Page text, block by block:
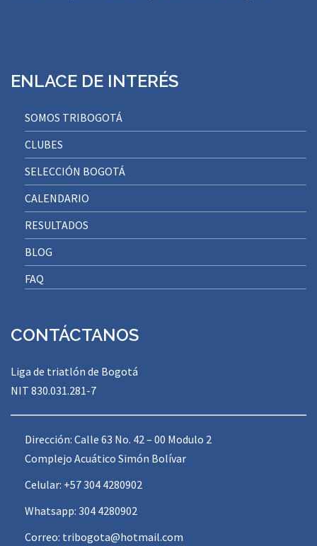
ENLACE DE INTERÉS
SOMOS TRIBOGOTÁ
CLUBES
SELECCIÓN BOGOTÁ
CALENDARIO
RESULTADOS
BLOG
FAQ
CONTÁCTANOS
Liga de triatlón de Bogotá
NIT 830.031.281-7
Dirección: Calle 63 No. 42 – 00 Modulo 2
Complejo Acuático Simón Bolívar
Celular: +57 304 4280902
Whatsapp: 304 4280902
Correo: tribogota@hotmail.com